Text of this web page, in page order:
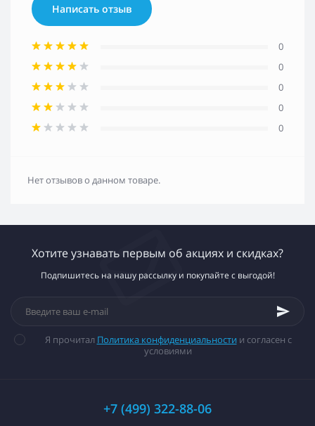
Написать отзыв
0
0
0
0
0
Нет отзывов о данном товаре.
Хотите узнавать первым об акциях и скидках?
Подпишитесь на нашу рассылку и покупайте с выгодой!
Я прочитал Политика конфиденциальности и согласен с
условиями
+7 (499) 322-88-06